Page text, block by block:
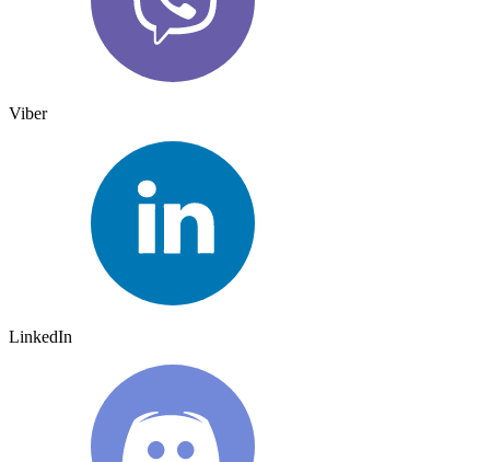
Viber
LinkedIn